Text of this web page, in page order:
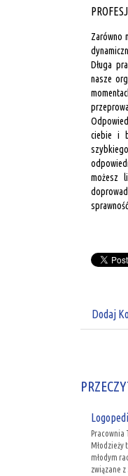
Zarówno
Długa
nasze
ciebie i
możesz
Dodaj
Pracownia
Młodzieży
młodym
związane